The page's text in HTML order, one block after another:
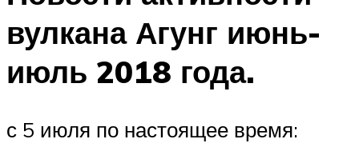
вулкана Агунг июнь-
июль 2018 года.
с 5 июля по настоящее время: